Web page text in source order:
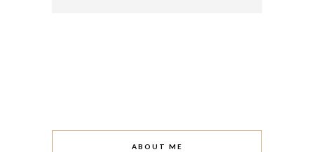
ABOUT ME